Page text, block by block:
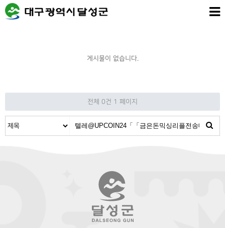
게시물이 없습니다.
전체 0건 1 페이지